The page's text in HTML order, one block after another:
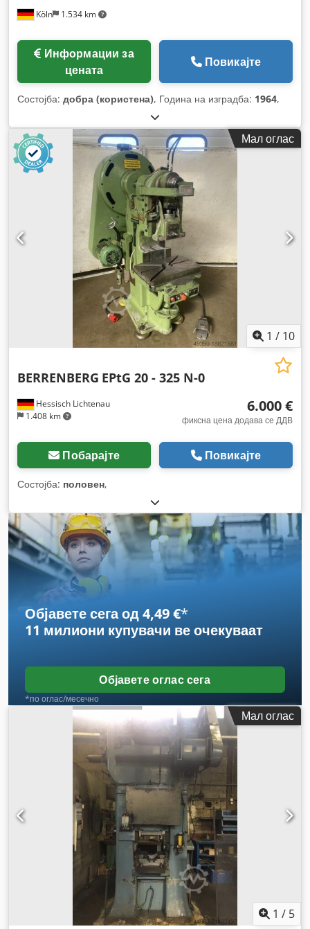
Köln 1.534 km
цената
Повикајте
Состојба: добра (користена), Година на изградба: 1964,
Мал оглас
1 / 10
Hessisch Lichtenau
1.408 km
BERRENBERG EPtG 20 - 325 N-0
6.000 €
фиксна цена додава се ДДВ
Побарајте Повикајте
Состојба: половен,
Објавете сега од 4,49 €*
11 милиони купувачи ве очекуваат
Објавете оглас сега
*по оглас/месечно
Мал оглас
1 / 5